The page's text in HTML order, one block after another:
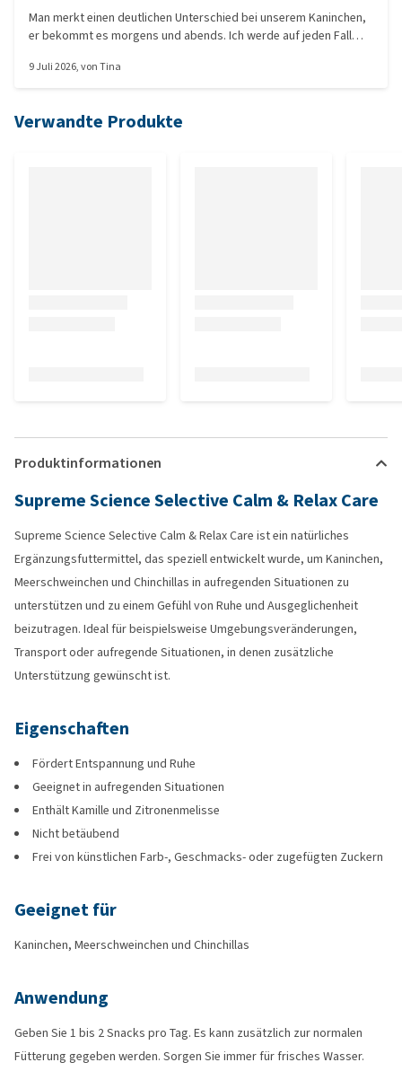
Man merkt einen deutlichen Unterschied bei unserem Kaninchen,
er bekommt es morgens und abends. Ich werde auf jeden Fall
9 Juli 2026, vonTina
Verwandte Produkte
Produktinformationen
Supreme Science Selective Calm & Relax Care
Supreme Science Selective Calm & Relax Care ist ein natürliches
Ergänzungsfuttermittel, das speziell entwickelt wurde, um Kaninchen,
Meerschweinchen und Chinchillas in aufregenden Situationen zu
unterstützen und zu einem Gefühl von Ruhe und Ausgeglichenheit
beizutragen. Ideal für beispielsweise Umgebungsveränderungen,
Transport oder aufregende Situationen, in denen zusätzliche
Unterstützung gewünscht ist.
Eigenschaften
Fördert Entspannung und Ruhe
Geeignet in aufregenden Situationen
Enthält Kamille und Zitronenmelisse
Nicht betäubend
Frei von künstlichen Farb-, Geschmacks- oder zugefügten Zuckern
Geeignet für
Kaninchen, Meerschweinchen und Chinchillas
Anwendung
Geben Sie 1 bis 2 Snacks pro Tag. Es kann zusätzlich zur normalen
Fütterung gegeben werden. Sorgen Sie immer für frisches Wasser.